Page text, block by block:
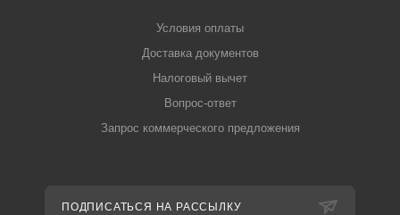
Условия оплаты
Доставка документов
Налоговый вычет
Вопрос-ответ
Запрос коммерческого предложения
ПОДПИСАТЬСЯ НА РАССЫЛКУ